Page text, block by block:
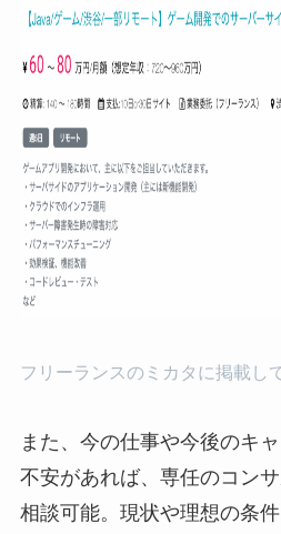
フリーランスのミカタに掲載し
また、今の仕事や今後のキ
不安があれば、専任のコン
相談可能。現状や理想の条